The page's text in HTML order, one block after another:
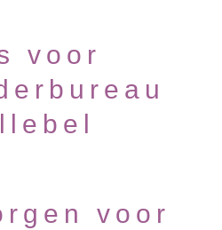
voor
voor